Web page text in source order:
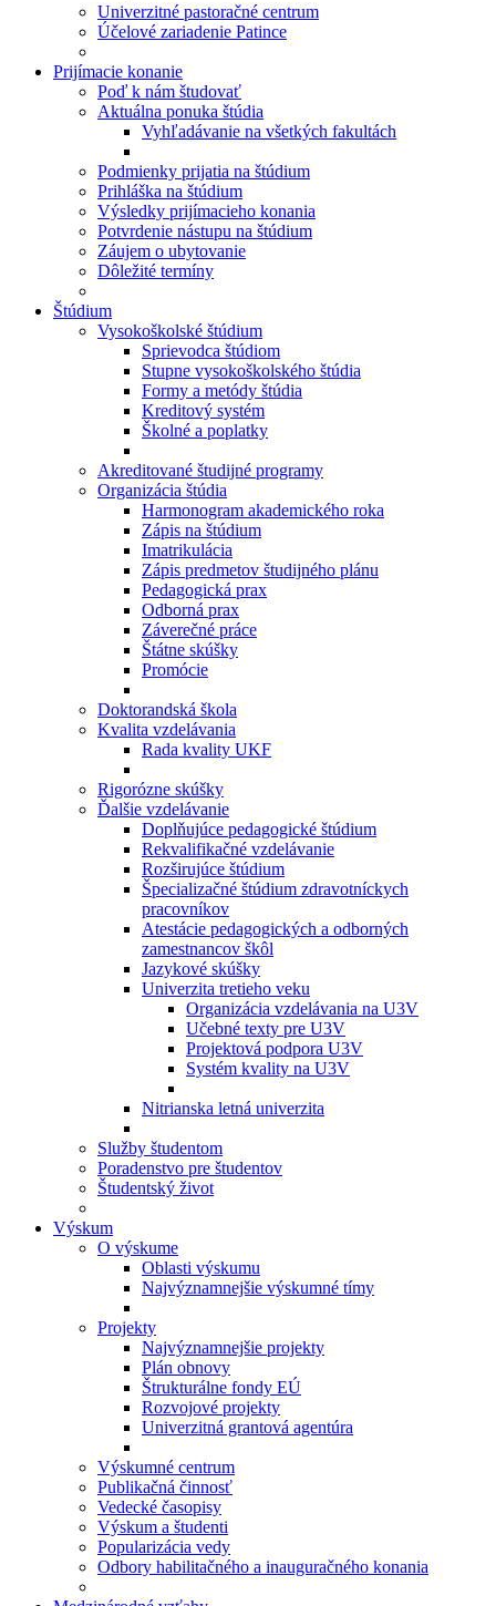
Univerzitné pastoračné centrum
Účelové zariadenie Patince
Prijímacie konanie
Poď k nám študovať
Aktuálna ponuka štúdia
Vyhľadávanie na všetkých fakultách
Podmienky prijatia na štúdium
Prihláška na štúdium
Výsledky prijímacieho konania
Potvrdenie nástupu na štúdium
Záujem o ubytovanie
Dôležité termíny
Štúdium
Vysokoškolské štúdium
Sprievodca štúdiom
Stupne vysokoškolského štúdia
Formy a metódy štúdia
Kreditový systém
Školné a poplatky
Akreditované študijné programy
Organizácia štúdia
Harmonogram akademického roka
Zápis na štúdium
Imatrikulácia
Zápis predmetov študijného plánu
Pedagogická prax
Odborná prax
Záverečné práce
Štátne skúšky
Promócie
Doktorandská škola
Kvalita vzdelávania
Rada kvality UKF
Rigorózne skúšky
Ďalšie vzdelávanie
Doplňujúce pedagogické štúdium
Rekvalifikačné vzdelávanie
Rozširujúce štúdium
Špecializačné štúdium zdravotníckych
pracovníkov
Atestácie pedagogických a odborných
zamestnancov škôl
Jazykové skúšky
Univerzita tretieho veku
Organizácia vzdelávania na U3V
Učebné texty pre U3V
Projektová podpora U3V
Systém kvality na U3V
Nitrianska letná univerzita
Služby študentom
Poradenstvo pre študentov
Študentský život
Výskum
O výskume
Oblasti výskumu
Najvýznamnejšie výskumné tímy
Projekty
Najvýznamnejšie projekty
Plán obnovy
Štrukturálne fondy EÚ
Rozvojové projekty
Univerzitná grantová agentúra
Výskumné centrum
Publikačná činnosť
Vedecké časopisy
Výskum a študenti
Popularizácia vedy
Odbory habilitačného a inauguračného konania